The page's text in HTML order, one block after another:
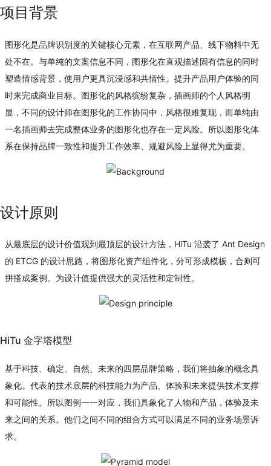
项目背景
图形化是品牌识别度的关键核心元素，在互联网产品、线下物料中无
处不在。与单纯的文案信息不同，图形化在直观描述固有信息的同时
塑造情感背景，使用户更具沉浸感和共情性。提升产品用户体验的同
时来完成商业目标。图形化的风格缤纷复杂，插画师的个人风格明
显，不同的设计师在图形化的工作协同中，风格很难复现，而单纯由
一名插画师去完成整体业务的图形化也存在一定风险。所以图形化体
系在保持品牌一致性和提升工作效率、规避风险上显得尤为重要。
设计原则
从最底层的设计价值观到最顶层的设计方法，HiTu 沿袭了 Ant Design
的 ETCG 的设计思路，将图形化资产组件化，分可形成模板，合则可
拼搭成案例。为设计值提供强大的灵活性和定制性。
HiTu 金字塔模型
基于科技、确定、自然、未来的四层品牌策略，我们将抽象的概念具
象化。代表的技术底层的科技能力为产品、体验和未来提供技术支撑
和可能性。所以图例一一对应，我们具象化了人物和产品，体验及未
来之间的关系。他们之间不同的组合方式可以满足不同的业务场景诉
求。